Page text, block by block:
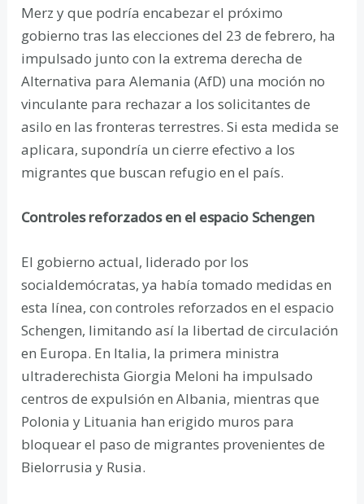
Merz y que podría encabezar el próximo
gobierno tras las elecciones del 23 de febrero, ha
impulsado junto con la extrema derecha de
Alternativa para Alemania (AfD) una moción no
vinculante para rechazar a los solicitantes de
asilo en las fronteras terrestres. Si esta medida se
aplicara, supondría un cierre efectivo a los
migrantes que buscan refugio en el país.
Controles reforzados en el espacio Schengen
El gobierno actual, liderado por los
socialdemócratas, ya había tomado medidas en
esta línea, con controles reforzados en el espacio
Schengen, limitando así la libertad de circulación
en Europa. En Italia, la primera ministra
ultraderechista Giorgia Meloni ha impulsado
centros de expulsión en Albania, mientras que
Polonia y Lituania han erigido muros para
bloquear el paso de migrantes provenientes de
Bielorrusia y Rusia.